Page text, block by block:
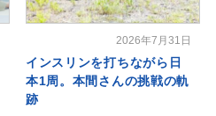
2026年7月31日
インスリンを打ちながら日
本1周。本間さんの挑戦の軌
跡